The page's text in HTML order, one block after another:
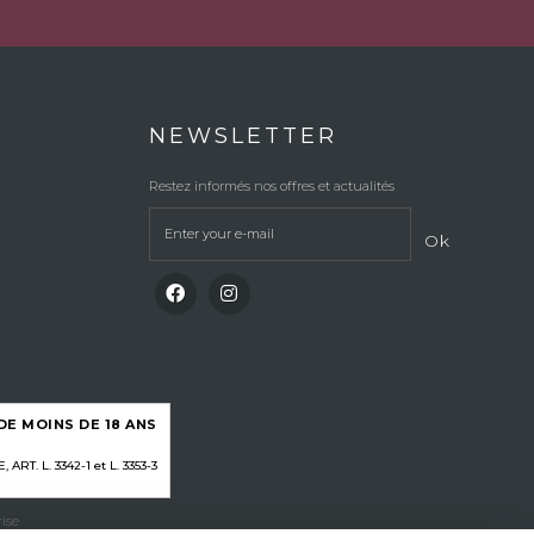
NEWSLETTER
Restez informés nos offres et actualités
Ok
MOINS DE 18 ANS
ART. L. 3342-1 et L. 3353-3